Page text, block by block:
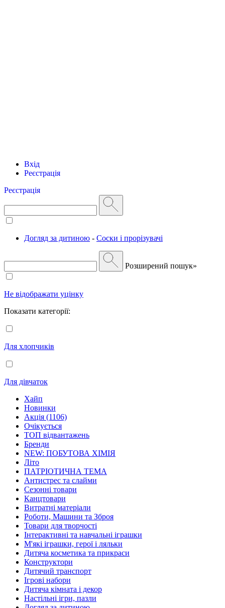
Вхід
Реєстрація
Реєстрація
Догляд за дитиною - Соски і прорізувачі
Розширений пошук»
Не відображати уцінку
Показати категорії:
Для хлопчиків
Для дівчаток
Хайп
Новинки
Акція (1106)
Очікується
ТОП відвантажень
Бренди
NEW: ПОБУТОВА ХІМІЯ
Літо
ПАТРІОТИЧНА ТЕМА
Антистрес та слайми
Сезонні товари
Канцтовари
Витратні матеріали
Роботи, Машини та Зброя
Товари для творчості
Інтерактивні та навчальні іграшки
М'які іграшки, герої і ляльки
Дитяча косметика та прикраси
Конструктори
Дитячий транспорт
Ігрові набори
Дитяча кімната і декор
Настільні ігри, пазли